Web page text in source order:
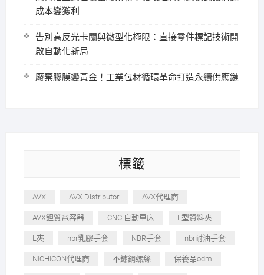
成本變獲利
告別高反光卡關與微型化極限：直接零件標記技術開
啟自動化新局
廢棄膠膜變黃金！工業包材循環革命打造永續供應鏈
標籤
AVX AVX Distributor AVX代理商
AVX鉭質電容器 CNC 自動車床 L型資料夾
L夾 nbr乳膠手套 NBR手套 nbr耐油手套
NICHICON代理商 不鏽鋼螺絲 保養品odm